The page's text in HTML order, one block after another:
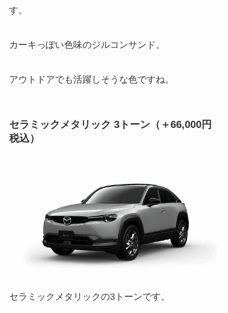
す。
カーキっぽい色味のジルコンサンド。
アウトドアでも活躍しそうな色ですね。
セラミックメタリック 3トーン （＋66,000円
税込）
セラミックメタリックの3トーンです。